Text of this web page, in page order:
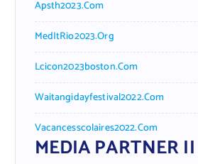
Apsth2023.com
MedItRio2023.org
Lcicon2023boston.com
Waitangidayfestival2022.com
Vacancesscolaires2022.com
MEDIA PARTNER II